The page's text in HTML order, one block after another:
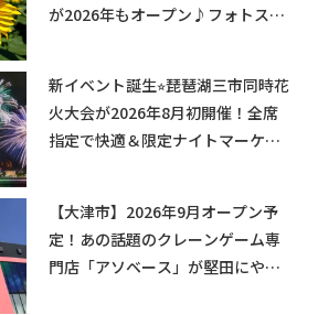
が2026年もオープン♪フォトスポ
新イベント誕生⭐︎琵琶湖三市同時花
火大会が2026年8月初開催！全席
指定で快適＆限定ナイトマーケッ
【大津市】2026年9月オープン予
定！あの話題のクレーンゲーム専
門店「アソベース」が堅田にやっ